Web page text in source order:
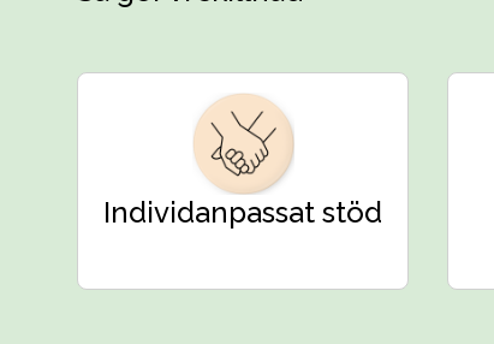
Individanpassat stöd